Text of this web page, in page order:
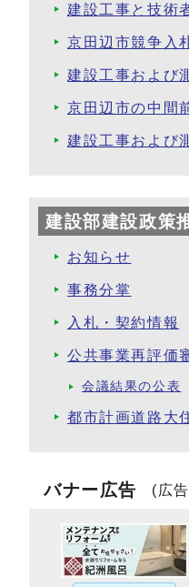
建設工事と技術
京田辺市競争入
建設工事および
京田辺市の中間
建設工事および
建設部建設政策
お知らせ
事務分掌
入札・契約情報
公共事業再評価
会議結果の公表
都市計画道路大
バナー広告 (広